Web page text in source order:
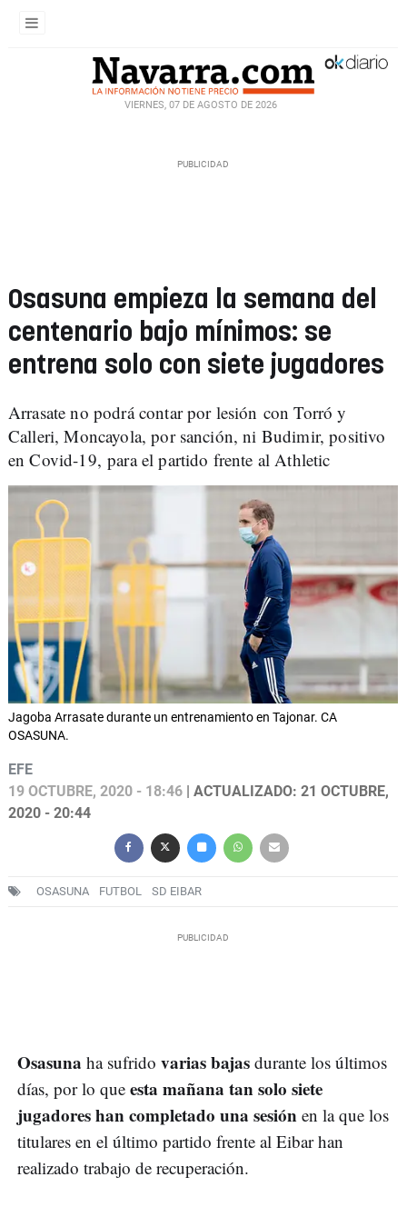
VIERNES, 07 DE AGOSTO DE 2026
Osasuna empieza la semana del
centenario bajo mínimos: se
entrena solo con siete jugadores
Arrasate no podrá contar por lesión con Torró y
Calleri, Moncayola, por sanción, ni Budimir, positivo
en Covid-19, para el partido frente al Athletic
Jagoba Arrasate durante un entrenamiento en Tajonar. CA
OSASUNA.
EFE
19 OCTUBRE, 2020 - 18:46 | ACTUALIZADO: 21 OCTUBRE,
2020 - 20:44
OSASUNA FUTBOL SD EIBAR
Osasuna ha sufrido varias bajas durante los últimos
días, por lo que esta mañana tan solo siete
jugadores han completado una sesión en la que los
titulares en el último partido frente al Eibar han
realizado trabajo de recuperación.